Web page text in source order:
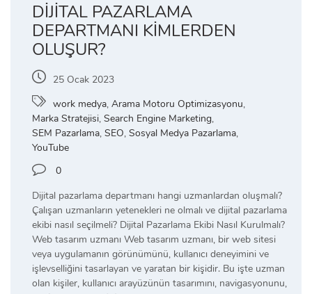
DIJITAL PAZARLAMA
DEPARTMANI KIMLERDEN
OLUŞUR?
25 Ocak 2023
work medya, Arama Motoru Optimizasyonu,
Marka Stratejisi, Search Engine Marketing,
SEM Pazarlama, SEO, Sosyal Medya Pazarlama,
YouTube
0
Dijital pazarlama departmanı hangi uzmanlardan oluşmalı?
Çalışan uzmanların yetenekleri ne olmalı ve dijital pazarlama
ekibi nasıl seçilmeli? Dijital Pazarlama Ekibi Nasıl Kurulmalı?
Web tasarım uzmanı Web tasarım uzmanı, bir web sitesi
veya uygulamanın görünümünü, kullanıcı deneyimini ve
işlevselliğini tasarlayan ve yaratan bir kişidir. Bu işte uzman
olan kişiler, kullanıcı arayüzünün tasarımını, navigasyonunu,